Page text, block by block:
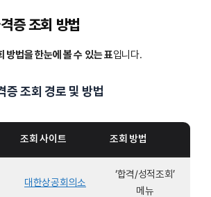
증 조회 방법
방법을 한눈에 볼 수 있는 표입니다.
증 조회 경로 및 방법
조회 사이트 조회 방법
대한상공회의소
‘합격/성적조회’
메뉴